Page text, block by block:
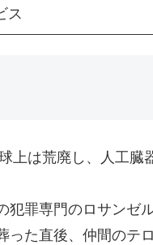
ス
上は荒廃し、人工
犯罪専門のロサンゼ
った直後、仲間のテ